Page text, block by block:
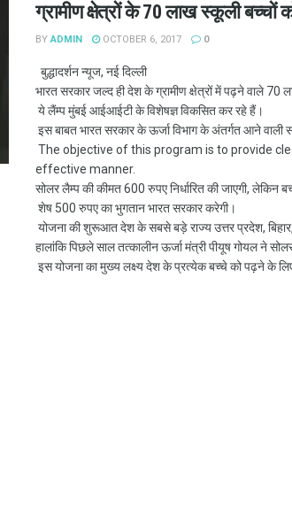
ग्रामीण क्षेत्रों के 70 लाख स्कूली बच्चों
BY ADMIN OCTOBER 6, 2017 0
बुद्धादर्शन न्यूज, नई दिल्ली
भारत सरकार जल्द ही देश के ग्रामीण क्षेत्रों में पढ़ने वाले 70
ये लैंम्प मुंबई आईआईटी के विशेषज्ञ विकसित कर रहे हैं।
इस बाबत भारत सरकार के ऊर्जा विभाग के अंतर्गत आने
The objective of this program is to provide
effective manner.
सोलर लैम्प की कीमत 600 रुपए निर्धारित की जाएगी,
शेष 500 रुपए का भुगतान भारत सरकार करेगी।
योजना की शुरूआत देश के सबसे बड़े राज्य उत्तर प्रदेश, बिहार,
हालांकि पिछले साल तत्कालीन ऊर्जा मंत्री पीयूष गोयल ने
इस योजना का मुख्य लक्ष्य देश के प्रत्येक बच्चे को पढ़ने के